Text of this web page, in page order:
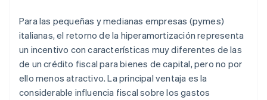
Para las pequeñas y medianas empresas (pymes)
italianas, el retorno de la hiperamortización representa
un incentivo con características muy diferentes de las
de un crédito fiscal para bienes de capital, pero no por
ello menos atractivo. La principal ventaja es la
considerable influencia fiscal sobre los gastos